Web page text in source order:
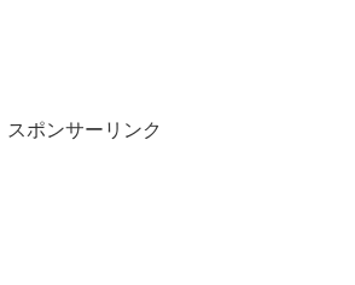
スポンサーリンク